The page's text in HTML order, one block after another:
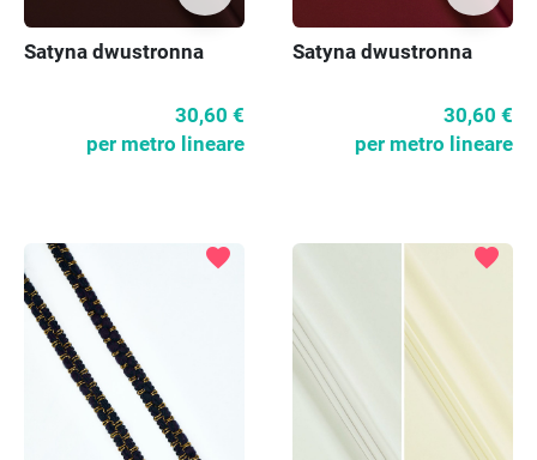
Satyna dwustronna
30,60 €
per metro lineare
Satyna dwustronna
30,60 €
per metro lineare
favorite favorite